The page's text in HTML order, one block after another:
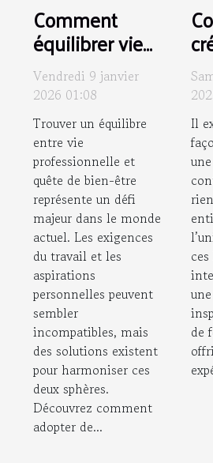
Comment
équilibrer vie
professionnelle
et quête de
bien-être ?
Vendredi 9 janvier
2026 01:08
Trouver un équilibre
entre vie
professionnelle et
quête de bien-être
représente un défi
majeur dans le monde
actuel. Les exigences
du travail et les
aspirations
personnelles peuvent
sembler
incompatibles, mais
des solutions existent
pour harmoniser ces
deux sphères.
Découvrez comment
adopter de...
Il
de